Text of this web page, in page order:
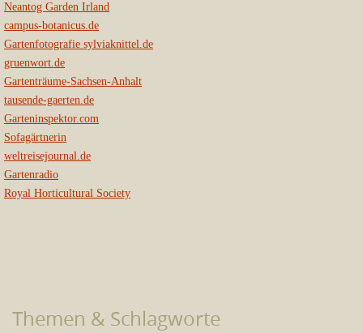
Neantog Garden Irland
campus-botanicus.de
Gartenfotografie sylviaknittel.de
gruenwort.de
Gartenträume-Sachsen-Anhalt
tausende-gaerten.de
Garteninspektor.com
Sofagärtnerin
weltreisejournal.de
Gartenradio
Royal Horticultural Society
Themen & Schlagworte